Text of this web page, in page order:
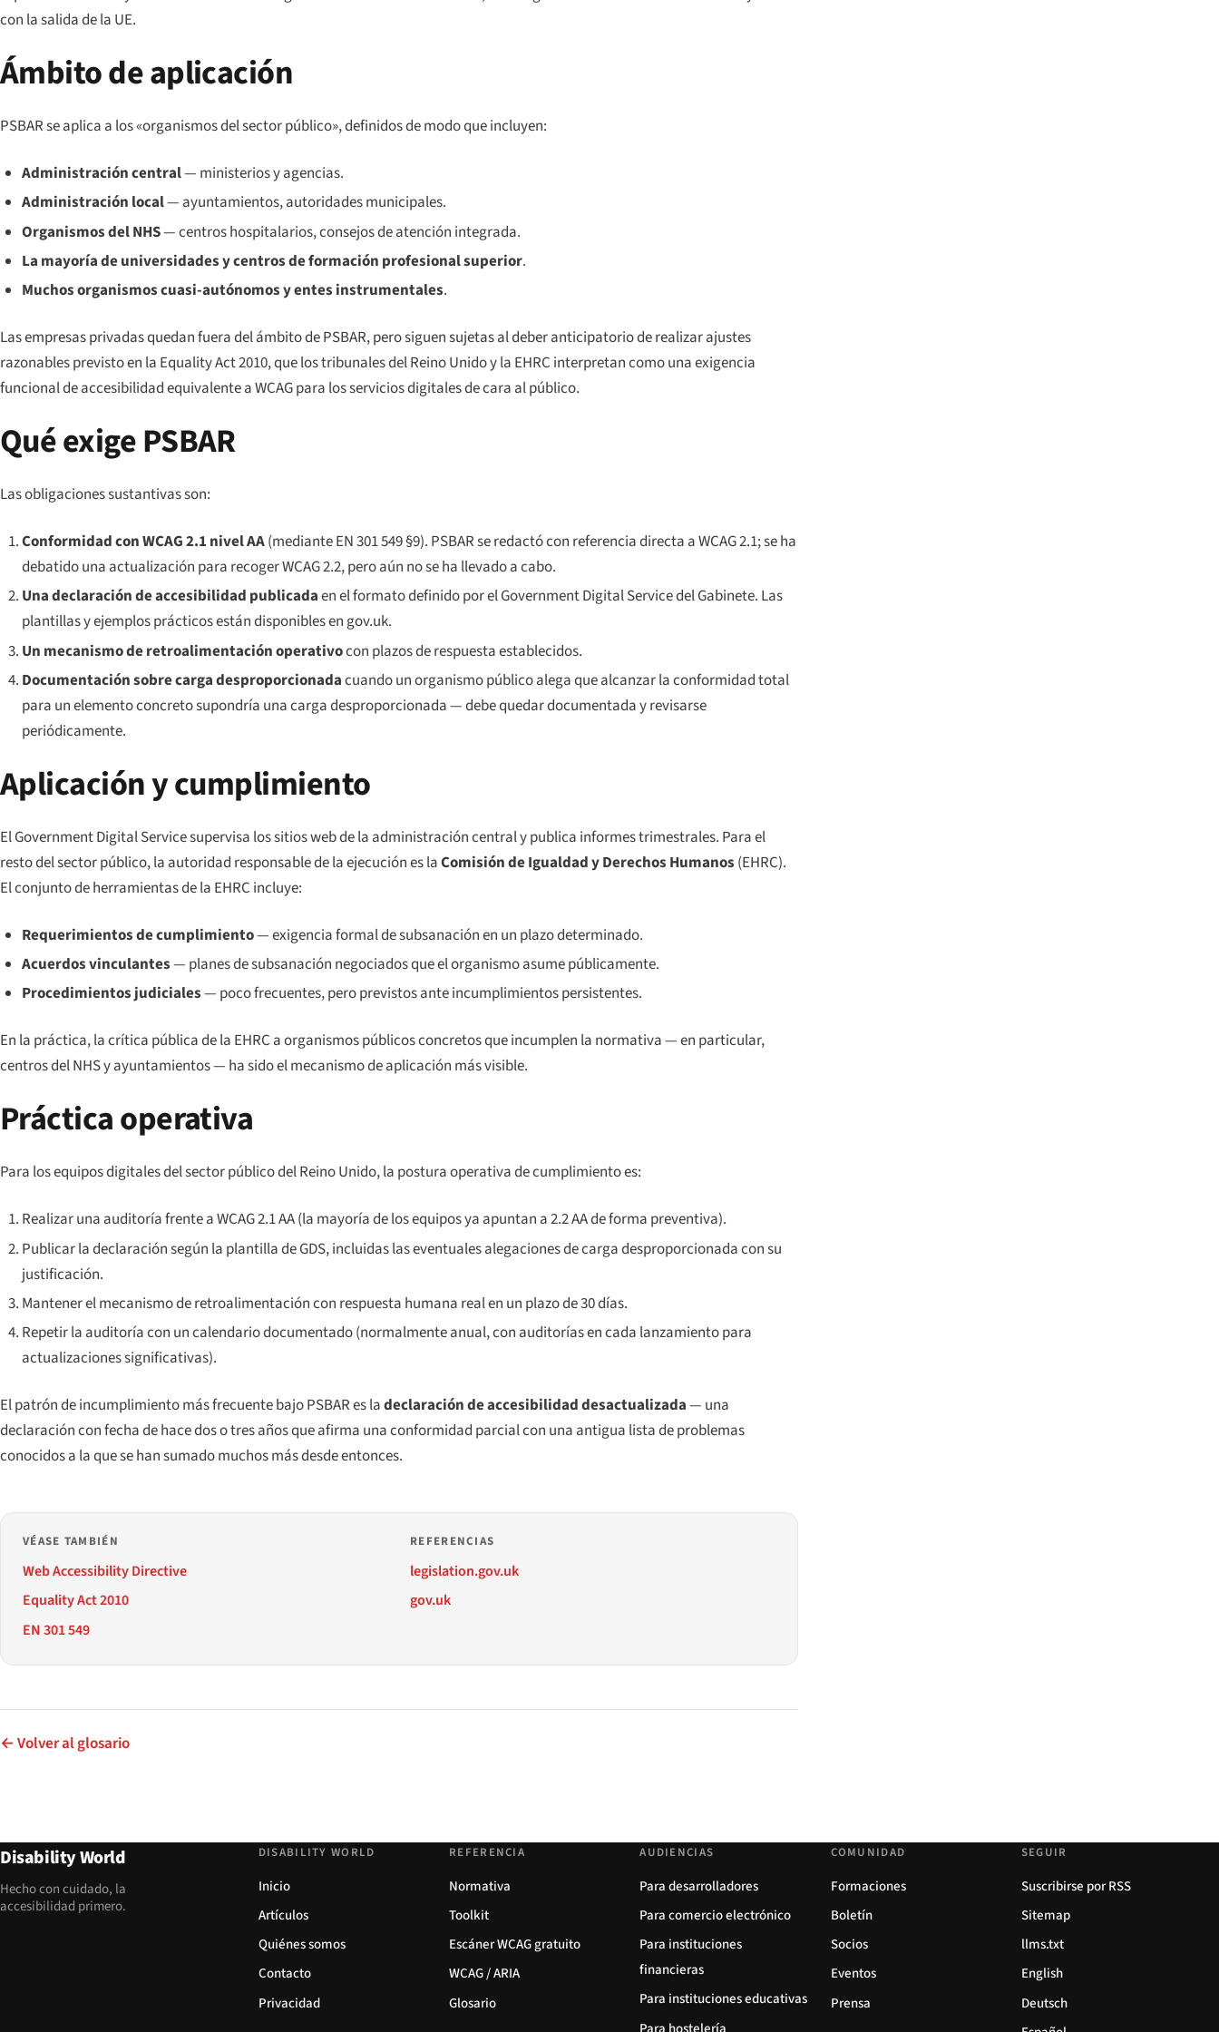
con la salida de la UE.
Ámbito de aplicación
PSBAR se aplica a los «organismos del sector público», definidos de modo que incluyen:
Administración central— ministerios y agencias.
Administración local— ayuntamientos, autoridades municipales.
Organismos del NHS— centros hospitalarios, consejos de atención integrada.
La mayoría de universidades y centros de formación profesional superior.
Muchos organismos cuasi-autónomos y entes instrumentales.
Las empresas privadas quedan fuera del ámbito de PSBAR, pero siguen sujetas al deber anticipatorio de realizar ajustes
razonables previsto en la Equality Act 2010, que los tribunales del Reino Unido y la EHRC interpretan como una exigencia
funcional de accesibilidad equivalente a WCAG para los servicios digitales de cara al público.
Qué exige PSBAR
Las obligaciones sustantivas son:
Conformidad con WCAG 2.1 nivel AA(mediante EN 301 549 §9). PSBAR se redactó con referencia directa a WCAG 2.1; se ha
debatido una actualización para recoger WCAG 2.2, pero aún no se ha llevado a cabo.
Una declaración de accesibilidad publicadaen el formato definido por elGovernment Digital Servicedel Gabinete. Las
plantillas y ejemplos prácticos están disponibles en gov.uk.
Un mecanismo de retroalimentación operativocon plazos de respuesta establecidos.
Documentación sobre carga desproporcionadacuando un organismo público alega que alcanzar la conformidad total
para un elemento concreto supondría una carga desproporcionada — debe quedar documentada y revisarse
periódicamente.
Aplicación y cumplimiento
ElGovernment Digital Servicesupervisa los sitios web de la administración central y publica informes trimestrales. Para el
resto del sector público, la autoridad responsable de la ejecución es laComisión de Igualdad y Derechos Humanos (EHRC).
El conjunto de herramientas de la EHRC incluye:
Requerimientos de cumplimiento— exigencia formal de subsanación en un plazo determinado.
Acuerdos vinculantes— planes de subsanación negociados que el organismo asume públicamente.
Procedimientos judiciales— poco frecuentes, pero previstos ante incumplimientos persistentes.
En la práctica, la crítica pública de la EHRC a organismos públicos concretos que incumplen la normativa — en particular,
centros del NHS y ayuntamientos — ha sido el mecanismo de aplicación más visible.
Práctica operativa
Para los equipos digitales del sector público del Reino Unido, la postura operativa de cumplimiento es:
Realizar una auditoría frente a WCAG 2.1 AA (la mayoría de los equipos ya apuntan a 2.2 AA de forma preventiva).
Publicar la declaración según la plantilla de GDS, incluidas las eventuales alegaciones de carga desproporcionada con su
justificación.
Mantener el mecanismo de retroalimentación con respuesta humana real en un plazo de 30 días.
Repetir la auditoría con un calendario documentado (normalmente anual, con auditorías en cada lanzamiento para
actualizaciones significativas).
El patrón de incumplimiento más frecuente bajo PSBAR es ladeclaración de accesibilidad desactualizada— una
declaración con fecha de hace dos o tres años que afirma una conformidad parcial con una antigua lista de problemas
conocidos a la que se han sumado muchos más desde entonces.
VÉASE TAMBIÉN
Web Accessibility Directive
Equality Act 2010
EN 301 549
REFERENCIAS
legislation.gov.uk
gov.uk
← Volver al glosario
Disability World
Hecho con cuidado, la
accesibilidad primero.
DISABILITY WORLD
Inicio
Artículos
Quiénes somos
Contacto
Privacidad
REFERENCIA
Normativa
Toolkit
Escáner WCAG gratuito
WCAG / ARIA
Glosario
AUDIENCIAS
Para desarrolladores
Para comercio electrónico
Para instituciones
financieras
Para instituciones educativas
COMUNIDAD
Formaciones
Boletín
Socios
Eventos
Prensa
SEGUIR
Suscribirse por RSS
Sitemap
llms.txt
English
Deutsch